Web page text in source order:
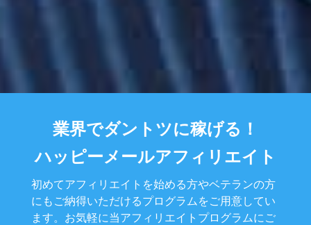
業界でダントツに稼げる！
ハッピーメールアフィリエイト
初めてアフィリエイトを始める方やベテランの方
にもご納得いただけるプログラムをご用意してい
ます。 お気軽に当アフィリエイトプログラムにご